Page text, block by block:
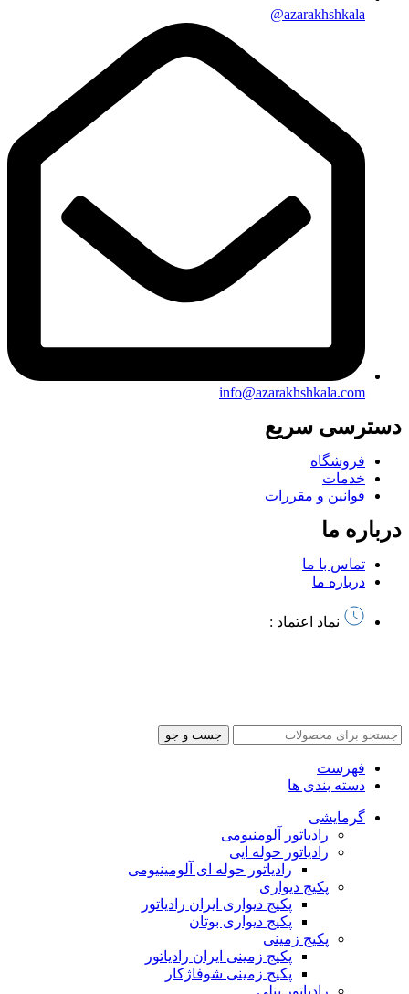
azarakhshkala@
info@azarakhshkala.com
دسترسی سریع
فروشگاه
خدمات
قوانین و مقررات
درباره ما
تماس با ما
درباره ما
نماد اعتماد :
جست و جو
فهرست
دسته بندی ها
گرمایشی
رادیاتور آلومنیومی
رادیاتور حوله ایی
رادیاتور حوله ای آلومینیومی
پکیج دیواری
پکیج دیواری ایران رادیاتور
پکیج دیواری بوتان
پکیج زمینی
پکیج زمینی ایران رادیاتور
پکیج زمینی شوفاژکار